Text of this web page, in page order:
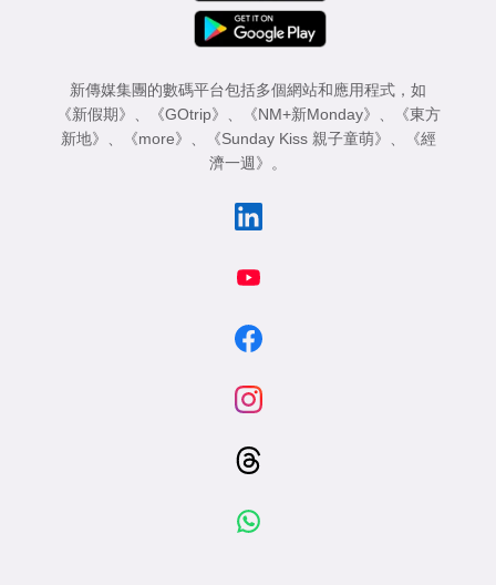
新傳媒集團的數碼平台包括多個網站和應用程式，如
《新假期》
《GOtrip》 《NM+新Monday》
《東方
新地》
《more》 《Sunday Kiss 親子童萌》
《經
濟一週》
。